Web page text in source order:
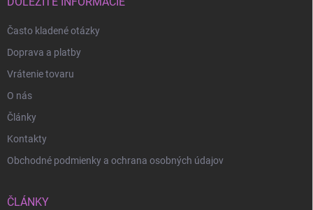
Často kladené otázky
Doprava a platby
Vrátenie tovaru
O nás
Články
Kontakty
Obchodné podmienky a ochrana osobných údajov
ČLÁNKY